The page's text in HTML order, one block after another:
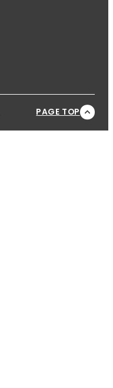
PAGE TOP